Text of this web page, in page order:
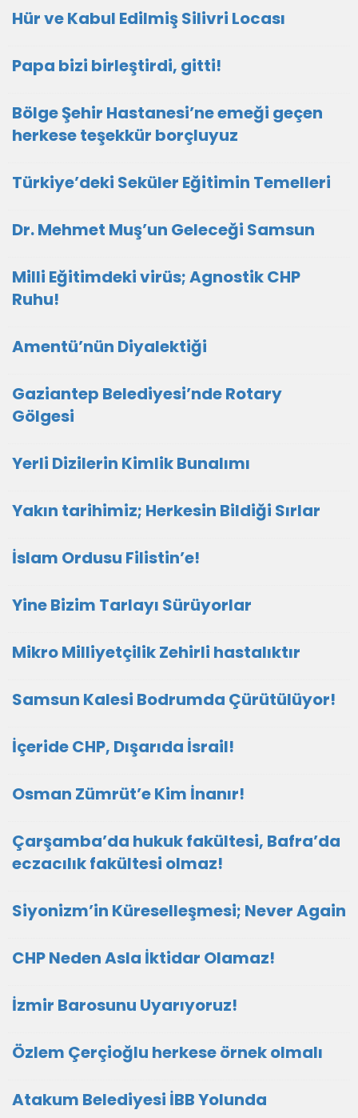
Hür ve Kabul Edilmiş Silivri Locası
Papa bizi birleştirdi, gitti!
Bölge Şehir Hastanesi’ne emeği geçen
herkese teşekkür borçluyuz
Türkiye’deki Seküler Eğitimin Temelleri
Dr. Mehmet Muş’un Geleceği Samsun
Milli Eğitimdeki virüs; Agnostik CHP
Ruhu!
Amentü’nün Diyalektiği
Gaziantep Belediyesi’nde Rotary
Gölgesi
Yerli Dizilerin Kimlik Bunalımı
Yakın tarihimiz; Herkesin Bildiği Sırlar
İslam Ordusu Filistin’e!
Yine Bizim Tarlayı Sürüyorlar
Mikro Milliyetçilik Zehirli hastalıktır
Samsun Kalesi Bodrumda Çürütülüyor!
İçeride CHP, Dışarıda İsrail!
Osman Zümrüt’e Kim İnanır!
Çarşamba’da hukuk fakültesi, Bafra’da
eczacılık fakültesi olmaz!
Siyonizm’in Küreselleşmesi; Never Again
CHP Neden Asla İktidar Olamaz!
İzmir Barosunu Uyarıyoruz!
Özlem Çerçioğlu herkese örnek olmalı
Atakum Belediyesi İBB Yolunda